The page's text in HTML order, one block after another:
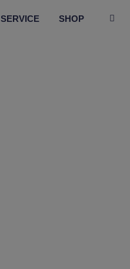
SERVICE SHOP